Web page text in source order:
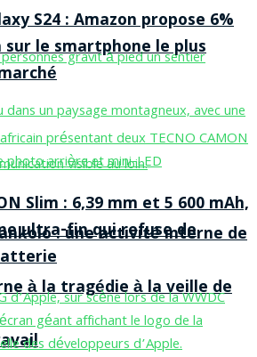
: une activité interne de
à la tragédie à la veille de
S24 : Amazon propose 6%
le smartphone le plus
Slim : 6,39 mm et 5 600 mAh,
ultra-fin qui refuse de